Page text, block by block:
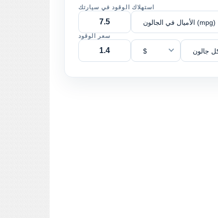
استهلاك الوقود في سيارتك
الأميال في الجالون (mpg)
سعر الوقود
$ جالون